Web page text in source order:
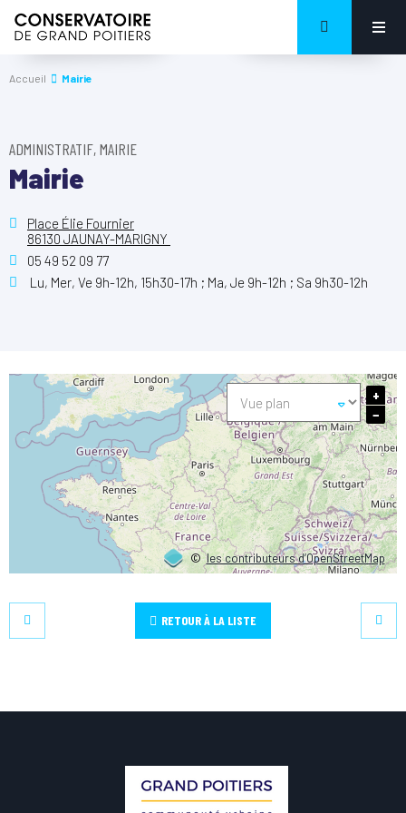
Accueil Mairie
ADMINISTRATIF, MAIRIE
Mairie
Place Élie Fournier
86130 JAUNAY-MARIGNY
05 49 52 09 77
Lu, Mer, Ve 9h-12h, 15h30-17h ; Ma, Je 9h-12h ; Sa 9h30-12h
©les contributeurs d’OpenStreetMap
+
−
RETOUR À LA LISTE